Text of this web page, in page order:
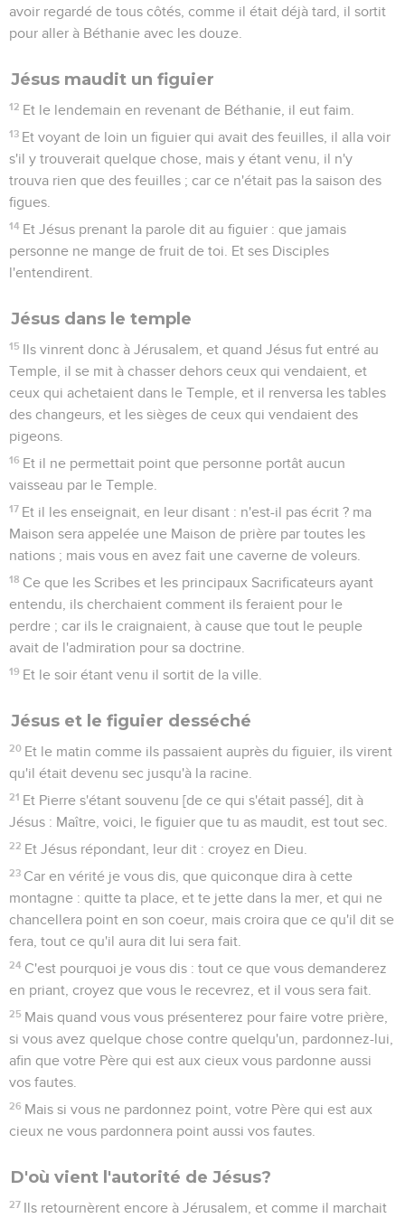
avoir regardé de tous côtés, comme il était déjà tard, il sortit
pour aller à Béthanie avec les douze.
Jésus maudit un figuier
12 Et le lendemain en revenant de Béthanie, il eut faim.
13 Et voyant de loin un figuier qui avait des feuilles, il alla voir
s'il y trouverait quelque chose, mais y étant venu, il n'y
trouva rien que des feuilles ; car ce n'était pas la saison des
figues.
14 Et Jésus prenant la parole dit au figuier : que jamais
personne ne mange de fruit de toi. Et ses Disciples
l'entendirent.
Jésus dans le temple
15 Ils vinrent donc à Jérusalem, et quand Jésus fut entré au
Temple, il se mit à chasser dehors ceux qui vendaient, et
ceux qui achetaient dans le Temple, et il renversa les tables
des changeurs, et les sièges de ceux qui vendaient des
pigeons.
16 Et il ne permettait point que personne portât aucun
vaisseau par le Temple.
17 Et il les enseignait, en leur disant : n'est-il pas écrit ? ma
Maison sera appelée une Maison de prière par toutes les
nations ; mais vous en avez fait une caverne de voleurs.
18 Ce que les Scribes et les principaux Sacrificateurs ayant
entendu, ils cherchaient comment ils feraient pour le
perdre ; car ils le craignaient, à cause que tout le peuple
avait de l'admiration pour sa doctrine.
19 Et le soir étant venu il sortit de la ville.
Jésus et le figuier desséché
20 Et le matin comme ils passaient auprès du figuier, ils virent
qu'il était devenu sec jusqu'à la racine.
21 Et Pierre s'étant souvenu [de ce qui s'était passé], dit à
Jésus : Maître, voici, le figuier que tu as maudit, est tout sec.
22 Et Jésus répondant, leur dit : croyez en Dieu.
23 Car en vérité je vous dis, que quiconque dira à cette
montagne : quitte ta place, et te jette dans la mer, et qui ne
chancellera point en son coeur, mais croira que ce qu'il dit se
fera, tout ce qu'il aura dit lui sera fait.
24 C'est pourquoi je vous dis : tout ce que vous demanderez
en priant, croyez que vous le recevrez, et il vous sera fait.
25 Mais quand vous vous présenterez pour faire votre prière,
si vous avez quelque chose contre quelqu'un, pardonnez-lui,
afin que votre Père qui est aux cieux vous pardonne aussi
vos fautes.
26 Mais si vous ne pardonnez point, votre Père qui est aux
cieux ne vous pardonnera point aussi vos fautes.
D'où vient l'autorité de Jésus?
27 Ils retournèrent encore à Jérusalem, et comme il marchait